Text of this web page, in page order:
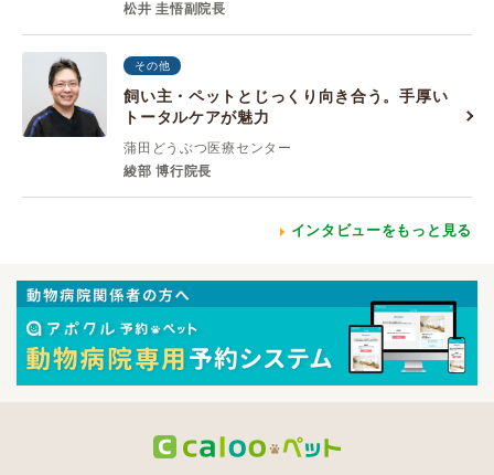
松井 圭悟副院長
その他
飼い主・ペットとじっくり向き合う。手厚い
トータルケアが魅力
蒲田どうぶつ医療センター
綾部 博行院長
インタビューをもっと見る